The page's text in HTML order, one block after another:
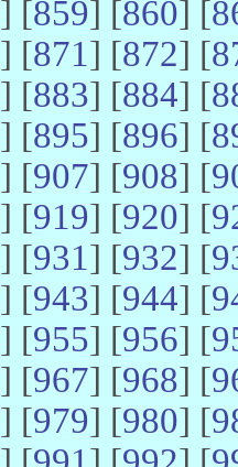
] [859] [860] [
] [871] [872] [
] [883] [884] [
] [895] [896] [
] [907] [908] [
] [919] [920] [
] [931] [932] [
] [943] [944] [
] [955] [956] [
] [967] [968] [
] [979] [980] [